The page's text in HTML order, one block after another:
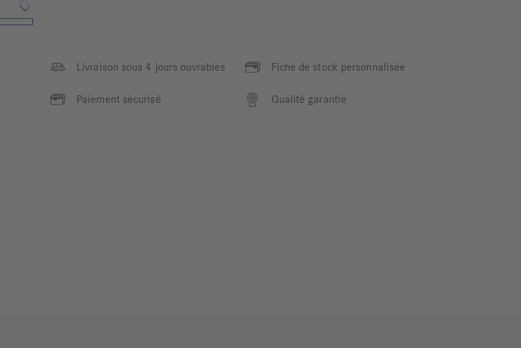
Livraison sous 4 jours ouvrables Fiche de stock personnalisée
Paiement sécurisé Qualité garantie